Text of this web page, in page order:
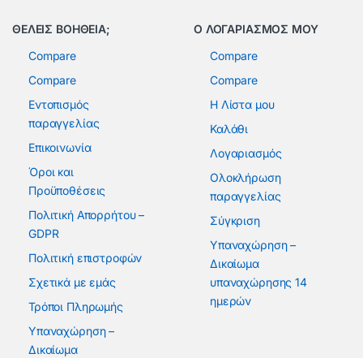
ΘΕΛΕΙΣ ΒΟΗΘΕΙΑ;
Compare
Compare
Εντοπισμός
παραγγελίας
Επικοινωνία
Όροι και
Προϋποθέσεις
Πολιτική Απορρήτου –
GDPR
Πολιτική επιστροφών
Σχετικά με εμάς
Τρόποι Πληρωμής
Υπαναχώρηση –
Δικαίωμα
Ο ΛΟΓΑΡΙΑΣΜΟΣ ΜΟΥ
Compare
Compare
Η Λίστα μου
Καλάθι
Λογαριασμός
Ολοκλήρωση
παραγγελίας
Σύγκριση
Υπαναχώρηση –
Δικαίωμα
υπαναχώρησης 14
ημερών